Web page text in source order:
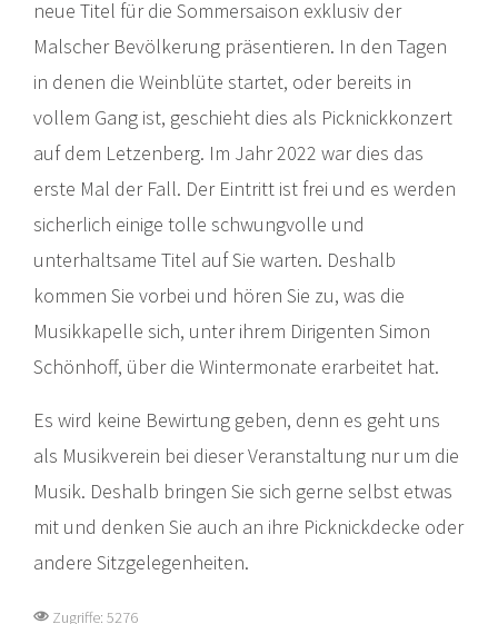
neue Titel für die Sommersaison exklusiv der
Malscher Bevölkerung präsentieren. In den Tagen
in denen die Weinblüte startet, oder bereits in
vollem Gang ist, geschieht dies als Picknickkonzert
auf dem Letzenberg. Im Jahr 2022 war dies das
erste Mal der Fall. Der Eintritt ist frei und es werden
sicherlich einige tolle schwungvolle und
unterhaltsame Titel auf Sie warten. Deshalb
kommen Sie vorbei und hören Sie zu, was die
Musikkapelle sich, unter ihrem Dirigenten Simon
Schönhoff, über die Wintermonate erarbeitet hat.
Es wird keine Bewirtung geben, denn es geht uns
als Musikverein bei dieser Veranstaltung nur um die
Musik. Deshalb bringen Sie sich gerne selbst etwas
mit und denken Sie auch an ihre Picknickdecke oder
andere Sitzgelegenheiten.
Zugriffe: 5276